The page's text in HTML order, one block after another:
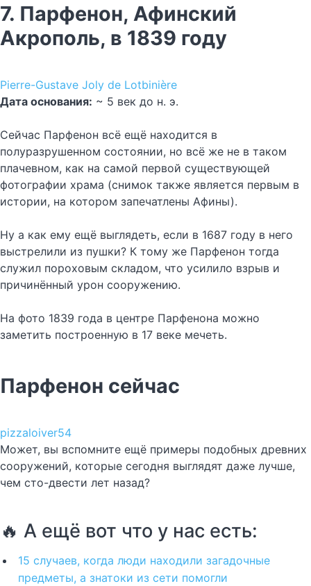
7. Парфенон, Афинский
Акрополь, в 1839 году
Pierre-Gustave Joly de Lotbinière
Дата основания: ~ 5 век до н. э.
Сейчас Парфенон всё ещё находится в
полуразрушенном состоянии, но всё же не в таком
плачевном, как на самой первой существующей
фотографии храма (снимок также является первым в
истории, на котором запечатлены Афины).
Ну а как ему ещё выглядеть, если в 1687 году в него
выстрелили из пушки? К тому же Парфенон тогда
служил пороховым складом, что усилило взрыв и
причинённый урон сооружению.
На фото 1839 года в центре Парфенона можно
заметить построенную в 17 веке мечеть.
Парфенон сейчас
pizzaloiver54
Может, вы вспомните ещё примеры подобных древних
сооружений, которые сегодня выглядят даже лучше,
чем сто-двести лет назад?
🔥 А ещё вот что у нас есть:
15 случаев, когда люди находили загадочные
предметы, а знатоки из сети помогли